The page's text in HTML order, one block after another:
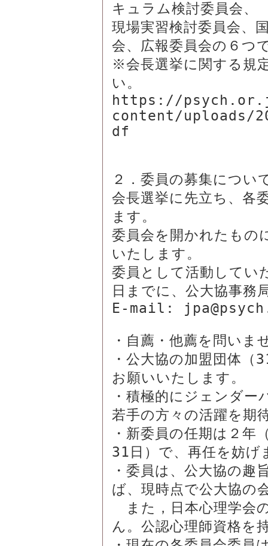
キュラム検討委員会、
現場実習検討委員会、
会、広報委員会の６つ
※会長選挙に関する規
い。
https://
content/uploads/
df
２．委員の募集につい
会長選挙に先立ち、各
ます。
委員会を開かれたもの
いたします。
委員として活動して
日までに、公大協事務
E-mail:
・自薦・他薦を問いま
・公大協の加盟団体（
お願いいたします。
・積極的にジェンダ
若手の方々の活躍を期
・新委員の任期は２
31日）で、再任を妨げ
・委員は、公大協の趣
ば、現時点で公大協の
また，日本心理学会
ん。公認心理師資格を